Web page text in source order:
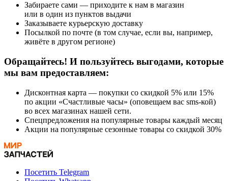
Забираете сами — приходите к нам в магазин
или в один из пунктов выдачи
Заказываете курьерскую доставку
Посылкой по почте (в том случае, если вы, например,
живёте в другом регионе)
Обращайтесь! И пользуйтесь выгодами, которые
мы вам предоставляем:
Дисконтная карта — покупки со скидкой 5% или 15%
по акции «Счастливые часы» (оповещаем вас sms-кой)
во всех магазинах нашей сети.
Спецпредложения на популярные товары каждый месяц
Акции на популярные сезонные товары со скидкой 30%
Посетить Telegram